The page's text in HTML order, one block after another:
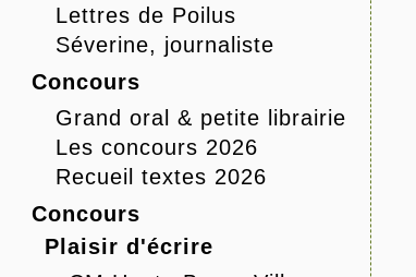
Lettres de Poilus
Séverine, journaliste
Concours
Grand oral & petite librairie
Les concours 2026
Recueil textes 2026
Concours
Plaisir d'écrire